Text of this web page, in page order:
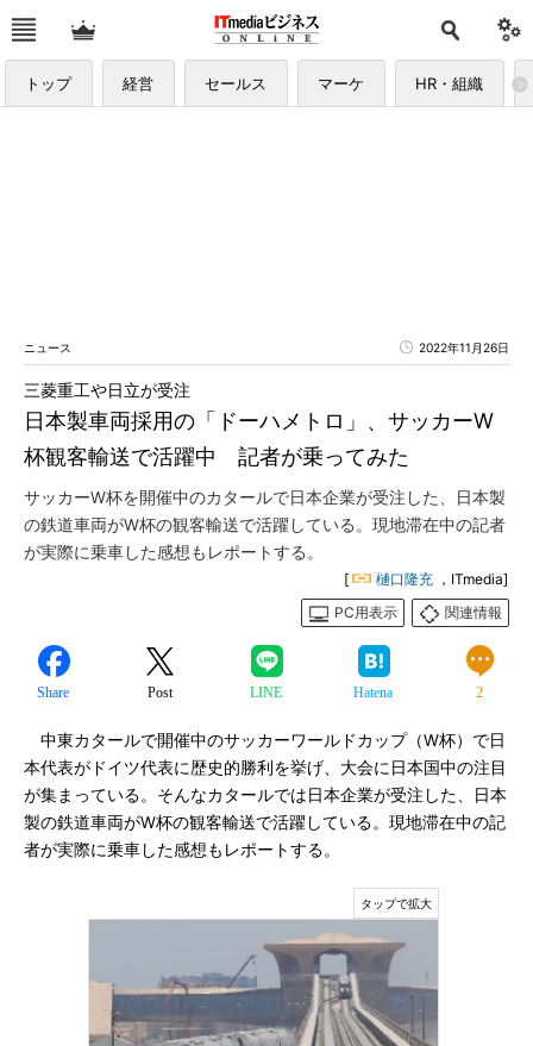
トップ 経営 セールス マーケ HR・組織
ニュース 2022年11月26日
日本製車両採用の「ドーハメトロ」、サッカーW
杯観客輸送で活躍中 記者が乗ってみた
三菱重工や日立が受注
サッカーW杯を開催中のカタールで日本企業が受注した、日本製
の鉄道車両がW杯の観客輸送で活躍している。現地滞在中の記者
が実際に乗車した感想もレポートする。
[ 樋口隆充 ，ITmedia]
PC用表示
関連情報
Share Post LINE Hatena 2
中東カタールで開催中のサッカーワールドカップ（W杯）で日
本代表がドイツ代表に歴史的勝利を挙げ、大会に日本国中の注目
が集まっている。そんなカタールでは日本企業が受注した、日本
製の鉄道車両がW杯の観客輸送で活躍している。現地滞在中の記
者が実際に乗車した感想もレポートする。